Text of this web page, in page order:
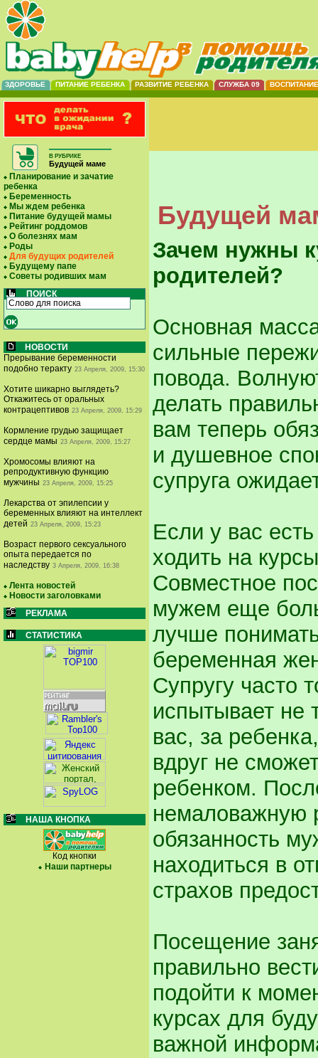
ЗДОРОВЬЕ ПИТАНИЕ РЕБЕНКА РАЗВИТИЕ РЕБЕНКА СЛУЖБА 09 ВОСПИТАНИЕ
В РУБРИКЕ
Будущей маме
Планирование и зачатие
ребенка
Беременность
Мы ждем ребенка
Питание будущей мамы
Рейтинг роддомов
О болезнях мам
Роды
Для будущих родителей
Будущему папе
Советы родивших мам
ПОИСК
НОВОСТИ
Прерывание беременности
подобно теракту 23 Апреля, 2009, 15:30
Хотите шикарно выглядеть?
Откажитесь от оральных
контрацептивов 23 Апреля, 2009, 15:29
Кормление грудью защищает
сердце мамы 23 Апреля, 2009, 15:27
Хромосомы влияют на
репродуктивную функцию
мужчины 23 Апреля, 2009, 15:25
Лекарства от эпилепсии у
беременных влияют на интеллект
детей 23 Апреля, 2009, 15:23
Возраст первого сексуального
опыта передается по
наследству 3 Апреля, 2009, 16:38
Лента новостей
Новости заголовками
РЕКЛАМА
СТАТИСТИКА
НАША КНОПКА
Код кнопки
Наши партнеры
Будущей
Зачем нужны
родителей?
Основная
сильные
повода.
делать
вам теперь
и душевное
супруга
Если у вас
ходить на
Совместное
мужем еще
лучше
беременная
Супругу часто
испытывает не
вас, за
вдруг не
ребенком.
немаловажную
обязанность
находиться в
страхов
Посещение
правильно
подойти к
курсах для
важной